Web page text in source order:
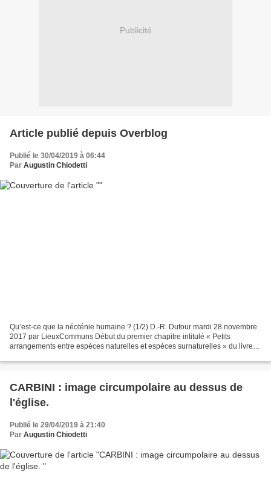
Publicité
Article publié depuis Overblog
Publié le 30/04/2019 à 06:44
Par Augustin Chiodetti
Qu’est-ce que la néoténie humaine ? (1/2) D.-R. Dufour mardi 28 novembre
2017 par LieuxCommuns Début du premier chapitre intitulé « Petits
arrangements entre espèces naturelles et espèces surnaturelles » du livre
CARBINI : image circumpolaire au dessus de
l'église.
Publié le 29/04/2019 à 21:40
Par Augustin Chiodetti